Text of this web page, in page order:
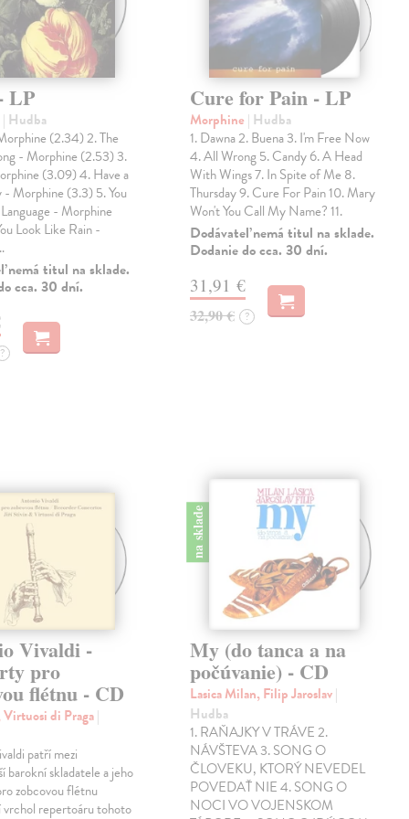
LP
| Hudba
(2.34) 2. The
- Morphine (2.53) 3.
(3.09) 4. Have a
Morphine (3.3) 5. You
- Morphine
Look Like Rain -
nemá titul na sklade.
cca. 30 dní.
?
Cure for Pain - LP
Morphine | Hudba
1. Dawna 2. Buena 3. I'm Free Now
4. All Wrong 5. Candy 6. A Head
With Wings 7. In Spite of Me 8.
Thursday 9. Cure For Pain 10. Mary
Won't You Call My Name? 11.
Dodávateľ nemá titul na sklade.
Dodanie do cca. 30 dní.
31,91 €
32,90 € ?
Vivaldi -
pro
flétnu - CD
di Praga|
patří mezi
barokní skladatele a jeho
zobcovou flétnu
vrchol repertoáru tohoto
na sklade
My (do tanca a na
počúvanie) - CD
Lasica Milan, Filip Jaroslav|
Hudba
1. RAŇAJKY V TRÁVE 2.
NÁVŠTEVA 3. SONG O
ČLOVEKU, KTORÝ NEVEDEL
POVEDAŤ NIE 4. SONG O
NOCI VO VOJENSKOM